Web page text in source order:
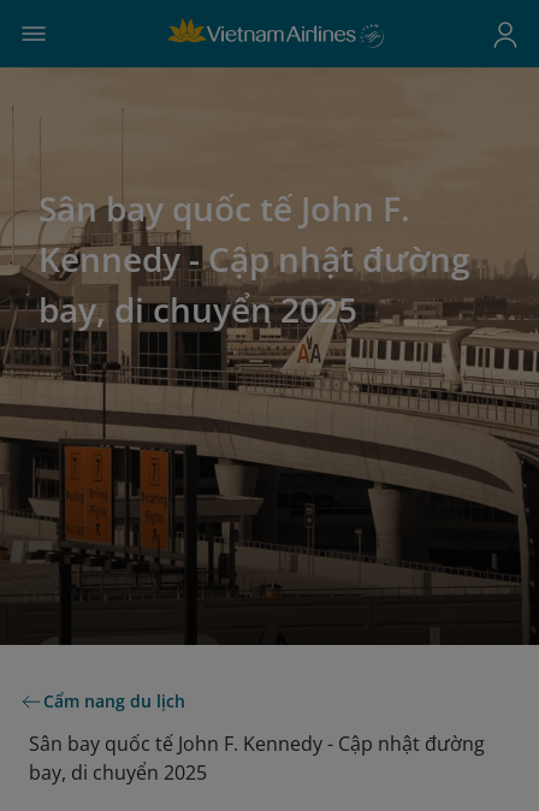
Sân bay quốc tế John F.
Kennedy - Cập nhật đường
bay, di chuyển 2025
Cẩm nang du lịch
Sân bay quốc tế John F. Kennedy - Cập nhật đường
bay, di chuyển 2025